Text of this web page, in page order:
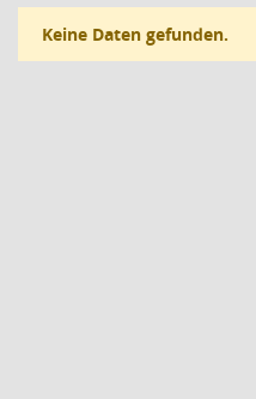
Keine Daten gefunden.